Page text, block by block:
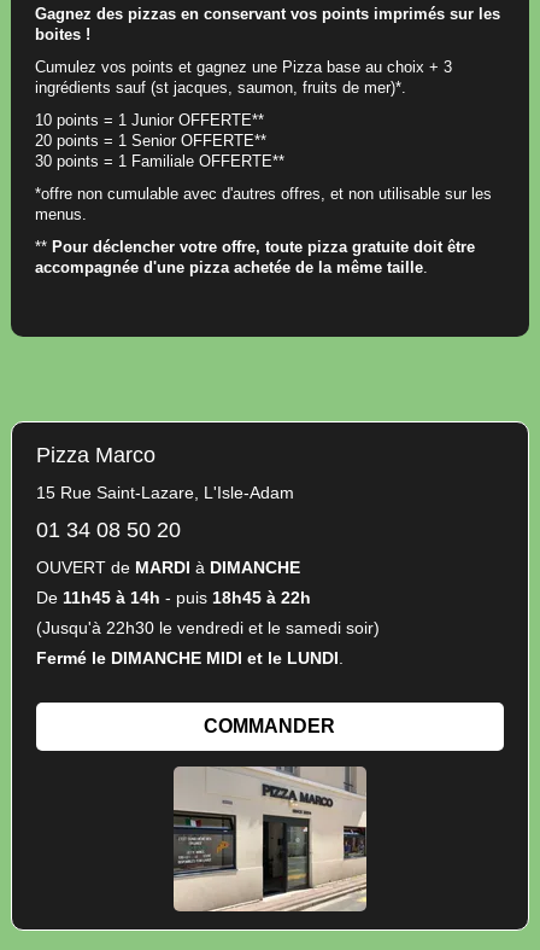
Gagnez des pizzas en conservant vos points imprimés sur les
boites !
Cumulez vos points et gagnez une Pizza base au choix + 3
ingrédients sauf (st jacques, saumon, fruits de mer)*.
10 points = 1 Junior OFFERTE**
20 points = 1 Senior OFFERTE**
30 points = 1 Familiale OFFERTE**
*offre non cumulable avec d'autres offres, et non utilisable sur les
menus.
**Pour déclencher votre offre, toute pizza gratuite doit être
accompagnée d'une pizza achetée de la même taille.
Pizza Marco
15 Rue Saint-Lazare, L'Isle-Adam
01 34 08 50 20
OUVERT deMARDI à DIMANCHE
De 11h45 à 14h - puis 18h45 à 22h
(Jusqu'à 22h30 le vendredi et le samedi soir)
Fermé le DIMANCHE MIDI et le LUNDI
COMMANDER